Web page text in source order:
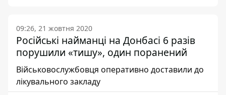
09:26, 21 жовтня 2020
Російські найманці на Донбасі 6 разів
порушили «тишу», один поранений
Військовослужбовця оперативно доставили до
лікувального закладу